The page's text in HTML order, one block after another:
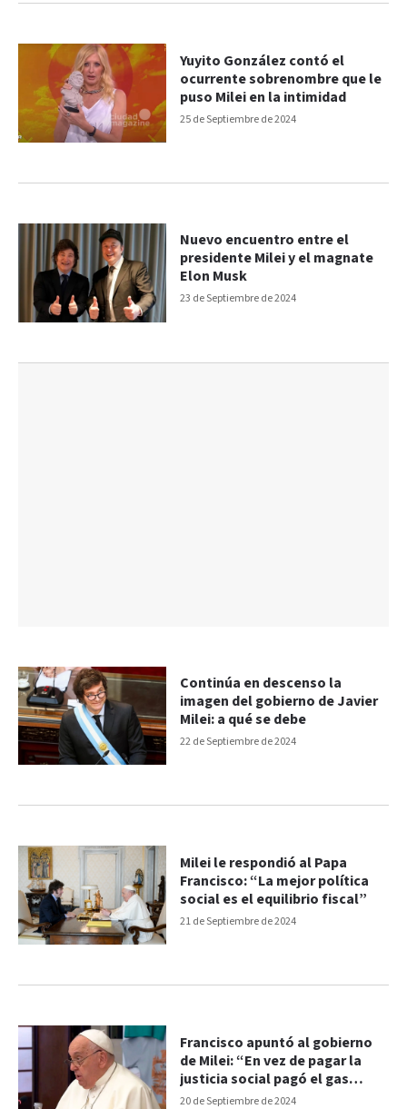
25 de Septiembre de 2024
Yuyito González contó el
ocurrente sobrenombre que le
puso Milei en la intimidad
23 de Septiembre de 2024
Nuevo encuentro entre el
presidente Milei y el magnate
Elon Musk
22 de Septiembre de 2024
Continúa en descenso la
imagen del gobierno de Javier
Milei: a qué se debe
21 de Septiembre de 2024
Milei le respondió al Papa
Francisco: “La mejor política
social es el equilibrio fiscal”
20 de Septiembre de 2024
Francisco apuntó al gobierno
de Milei: “En vez de pagar la
justicia social pagó el gas
pimienta”